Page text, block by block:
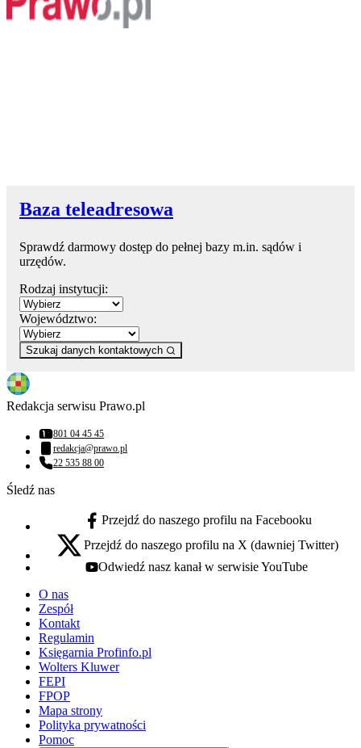
Baza teleadresowa
Sprawdź darmowy dostęp do pełnej bazy m.in. sądów i
urzędów.
Rodzaj instytucji:
Województwo:
Szukaj danych kontaktowych
Redakcja serwisu Prawo.pl
Numer telefonu:
801 04 45 45
Adres email:
redakcja@prawo.pl
Numer telefonu:
22 535 88 00
Śledź nas
facebook - otwiera się w nowej karcie
Przejdź do naszego profilu na Facebooku
x - otwiera się w nowej karcie
Przejdź do naszego profilu na X (dawniej Twitter)
youtube - otwiera się w nowej karcie
Odwiedź nasz kanał w serwisie YouTube
O nas
Zespół
Kontakt
Regulamin
Księgarnia Profinfo.pl
Wolters Kluwer
FEPI
FPOP
Mapa strony
Polityka prywatności
Pomoc